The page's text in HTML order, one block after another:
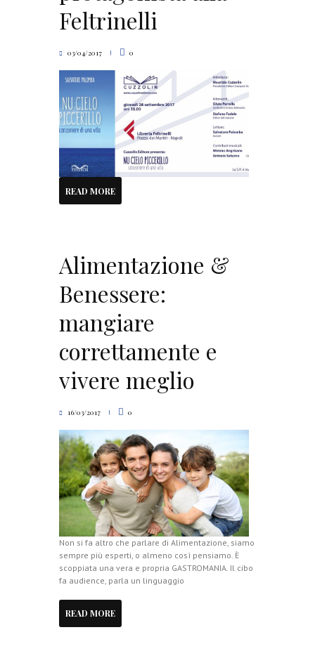
Feltrinelli
03/04/2017 0
READ MORE
Alimentazione &
Benessere:
mangiare
correttamente e
vivere meglio
16/03/2017 0
Non si fa altro che parlare di Alimentazione, siamo
sempre più esperti, o almeno così pensiamo. È
scoppiata una vera e propria GASTROMANIA. Il cibo
fa audience, parla un linguaggio
READ MORE